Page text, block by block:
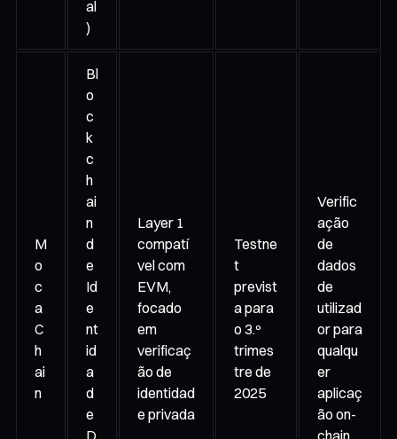
al
)
M
o
c
a
C
h
ai
n
Bl
o
c
k
c
h
ai
n
d
e
Id
e
nt
id
a
d
e
D
Layer 1
compatí
vel com
EVM,
focado
em
verificaç
ão de
identidad
e privada
Testne
t
previst
a para
o 3.º
trimes
tre de
2025
Verific
ação
de
dados
de
utilizad
or para
qualqu
er
aplicaç
ão on-
chain